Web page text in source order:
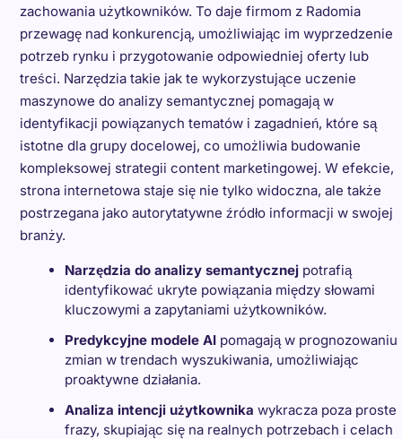
zachowania użytkowników. To daje firmom z Radomia
przewagę nad konkurencją, umożliwiając im wyprzedzenie
potrzeb rynku i przygotowanie odpowiedniej oferty lub
treści. Narzędzia takie jak te wykorzystujące uczenie
maszynowe do analizy semantycznej pomagają w
identyfikacji powiązanych tematów i zagadnień, które są
istotne dla grupy docelowej, co umożliwia budowanie
kompleksowej strategii content marketingowej. W efekcie,
strona internetowa staje się nie tylko widoczna, ale także
postrzegana jako autorytatywne źródło informacji w swojej
branży.
Narzędzia do analizy semantycznejpotrafią
identyfikować ukryte powiązania między słowami
kluczowymi a zapytaniami użytkowników.
Predykcyjne modele AIpomagają w prognozowaniu
zmian w trendach wyszukiwania, umożliwiając
proaktywne działania.
Analiza intencji użytkownika wykracza poza proste
frazy, skupiając się na realnych potrzebach i celach